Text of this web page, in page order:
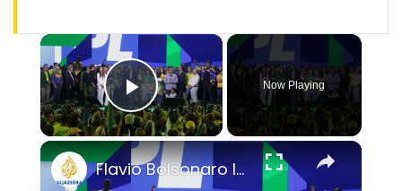
×
Play Video
Now Playing
×
Flavio Bolsonaro launches Brazil presidential bid with Milei support